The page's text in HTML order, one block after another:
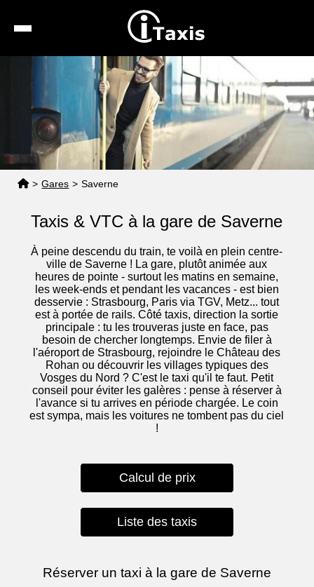
Recherche
Calcul de tarif
Taxis conventionnés
Espace pro
> Gares > Saverne
Taxis & VTC à la gare de Saverne
À peine descendu du train, te voilà en plein centre-
ville de Saverne ! La gare, plutôt animée aux
heures de pointe - surtout les matins en semaine,
les week-ends et pendant les vacances - est bien
desservie : Strasbourg, Paris via TGV, Metz... tout
est à portée de rails. Côté taxis, direction la sortie
principale : tu les trouveras juste en face, pas
besoin de chercher longtemps. Envie de filer à
l'aéroport de Strasbourg, rejoindre le Château des
Rohan ou découvrir les villages typiques des
Vosges du Nord ? C'est le taxi qu'il te faut. Petit
conseil pour éviter les galères : pense à réserver à
l'avance si tu arrives en période chargée. Le coin
est sympa, mais les voitures ne tombent pas du ciel
!
Calcul de prix
Liste des taxis
Réserver un taxi à la gare de Saverne